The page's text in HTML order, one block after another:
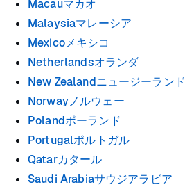
Macauマカオ
Malaysiaマレーシア
Mexicoメキシコ
Netherlandsオランダ
New Zealandニュージーランド
Norwayノルウェー
Polandポーランド
Portugalポルトガル
Qatarカタール
Saudi Arabiaサウジアラビア